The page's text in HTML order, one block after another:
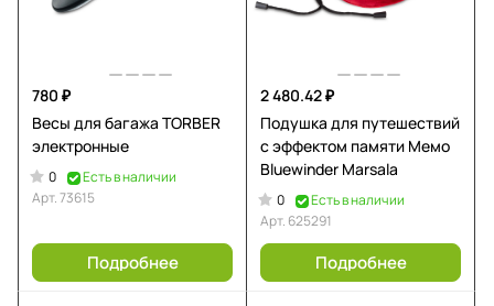
780 ₽
Весы для багажа TORBER
электронные
0
Есть в наличии
Арт.73615
Подробнее
2 480.42 ₽
Подушка для путешествий
с эффектом памяти Мемо
Bluewinder Marsala
0
Есть в наличии
Арт. 625291
Подробнее